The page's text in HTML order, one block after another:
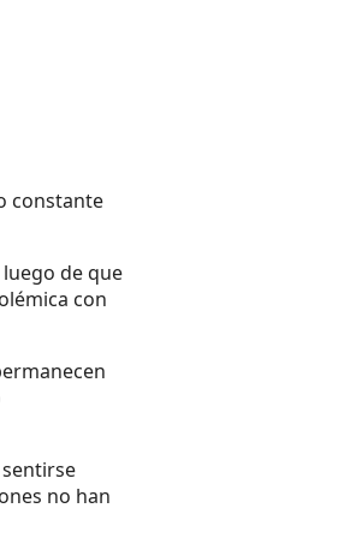
constante
de que
con
no han